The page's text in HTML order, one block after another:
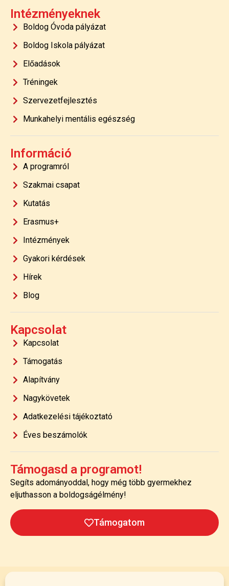
Intézményeknek
Boldog Óvoda pályázat
Boldog Iskola pályázat
Előadások
Tréningek
Szervezetfejlesztés
Munkahelyi mentális egészség
Információ
A programról
Szakmai csapat
Kutatás
Erasmus+
Intézmények
Gyakori kérdések
Hírek
Blog
Kapcsolat
Kapcsolat
Támogatás
Alapítvány
Nagykövetek
Adatkezelési tájékoztató
Éves beszámolók
Támogasd a programot!
Segíts adományoddal, hogy még több gyermekhez
eljuthasson a boldogságélmény!
Támogatom